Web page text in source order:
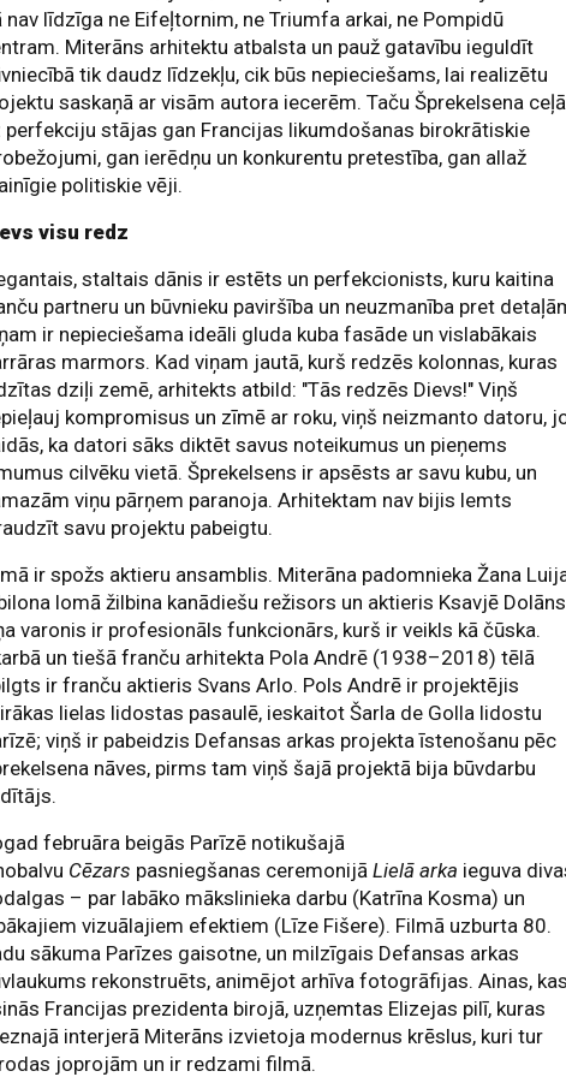
nav līdzīga ne Eifeļtornim, ne Triumfa arkai, ne Pompidū
Miterāns arhitektu atbalsta un pauž gatavību ieguldīt
tik daudz līdzekļu, cik būs nepieciešams, lai realizētu
saskaņā ar visām autora iecerēm. Taču Šprekelsena ceļā
perfekciju stājas gan Francijas likumdošanas birokrātiskie
gan ierēdņu un konkurentu pretestība, gan allaž
politiskie vēji.
visu redz
staltais dānis ir estēts un perfekcionists, kuru kaitina
partneru un būvnieku paviršība un neuzmanība pret
ir nepieciešama ideāli gluda kuba fasāde un vislabākais
marmors. Kad viņam jautā, kurš redzēs kolonnas, kuras
dziļi zemē, arhitekts atbild: "Tās redzēs Dievs!" Viņš
kompromisus un zīmē ar roku, viņš neizmanto datoru,
ka datori sāks diktēt savus noteikumus un pieņems
cilvēku vietā. Šprekelsens ir apsēsts ar savu kubu, un
viņu pārņem paranoja. Arhitektam nav bijis lemts
savu projektu pabeigtu.
ir spožs aktieru ansamblis. Miterāna padomnieka Žana
lomā žilbina kanādiešu režisors un aktieris Ksavjē
varonis ir profesionāls funkcionārs, kurš ir veikls kā čūska.
un tiešā franču arhitekta Pola Andrē (1938–2018) tēlā
ir franču aktieris Svans Arlo. Pols Andrē ir projektējis
lielas lidostas pasaulē, ieskaitot Šarla de Golla lidostu
viņš ir pabeidzis Defansas arkas projekta īstenošanu pēc
nāves, pirms tam viņš šajā projektā bija būvdarbu
februāra beigās Parīzē notikušajā
Cēzars pasniegšanas ceremonijāLielā arka ieguva
– par labāko mākslinieka darbu (Katrīna Kosma) un
vizuālajiem efektiem (Līze Fišere). Filmā uzburta 80.
sākuma Parīzes gaisotne, un milzīgais Defansas arkas
rekonstruēts, animējot arhīva fotogrāfijas. Ainas, kas
Francijas prezidenta birojā, uzņemtas Elizejas pilī, kuras
interjerā Miterāns izvietoja modernus krēslus, kuri tur
joprojām un ir redzami filmā.